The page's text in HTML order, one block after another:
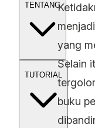
yang
Selain
buku
TENTANG
TUTORIAL